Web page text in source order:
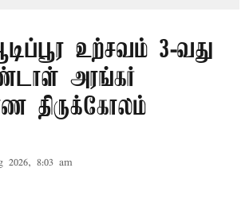
உற்சவம் 3-வது
அரங்கர்
திருக்கோலம்
2026, 8:03 am